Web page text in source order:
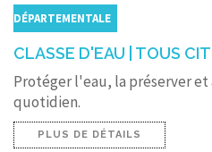
DÉPARTEMENTALE
CLASSE D'EAU | TOUS
Protéger l'eau, la préserver
quotidien.
PLUS DE DÉTAILS